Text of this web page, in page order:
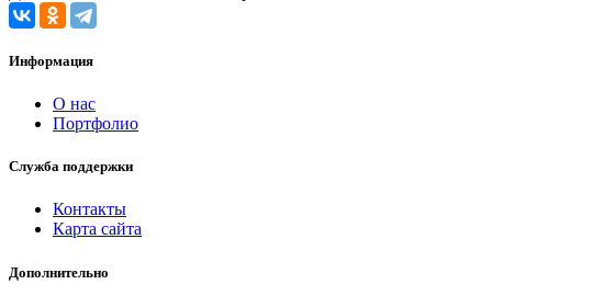
Информация
О нас
Портфолио
Служба поддержки
Контакты
Карта сайта
Дополнительно